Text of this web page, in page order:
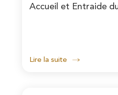
Accueil et Entraide
Lire la suite